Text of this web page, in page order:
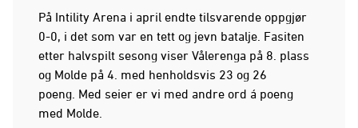
På Intility Arena i april endte tilsvarende oppgjør
0-0, i det som var en tett og jevn batalje. Fasiten
etter halvspilt sesong viser Vålerenga på 8. plass
og Molde på 4. med henholdsvis 23 og 26
poeng. Med seier er vi med andre ord á poeng
med Molde.